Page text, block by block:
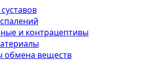
и контрацептивы
обмена веществ